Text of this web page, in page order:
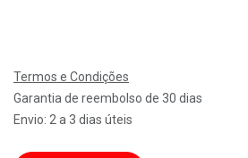
Termos e Condições
Garantia de reembolso de 30 dias
Envio: 2 a 3 dias úteis